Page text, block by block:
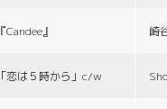
『Candee』 崎
「恋は５時から」c/w